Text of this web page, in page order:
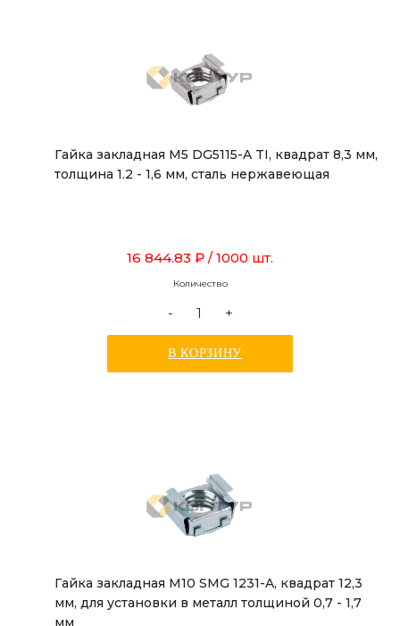
Гайка закладная М5 DG5115-A TI, квадрат 8,3 мм,
толщина 1.2 - 1,6 мм, сталь нержавеющая
16 844.83 ₽ / 1000 шт.
Количество
- +
В КОРЗИНУ
Гайка закладная М10 SMG 1231-A, квадрат 12,3
мм, для установки в металл толщиной 0,7 - 1,7
мм